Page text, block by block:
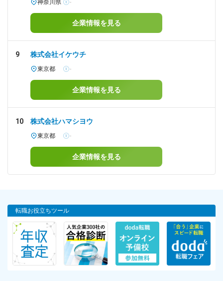
神奈川県 -
企業情報を見る
9 株式会社イケウチ
東京都 -
企業情報を見る
10 株式会社ハマシヨウ
東京都 -
企業情報を見る
転職お役立ちツール